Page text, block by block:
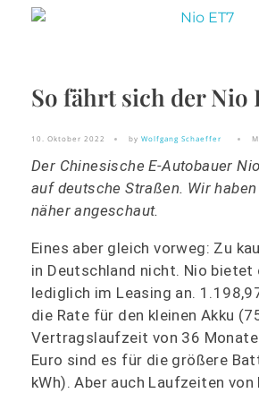
Puls Magazin
Zukunft der Mobilität
So fährt sich der Nio
10. Oktober 2022 by Wolfgang Schaeffer
Der Chinesische E-Autobauer
auf deutsche Straßen. Wir
näher angeschaut.
Eines aber gleich vorweg: Zu
in Deutschland nicht. Nio bietet
lediglich im Leasing an.
die Rate für den kleinen Akku
Vertragslaufzeit von 36
Euro sind es für die größere
kWh). Aber auch Laufzeiten